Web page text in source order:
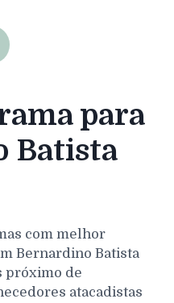
para
Batista
com melhor
Bernardino Batista
próximo de
atacadistas